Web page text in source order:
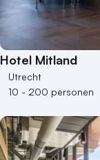
Hotel Mitland
Utrecht
10 - 200 personen